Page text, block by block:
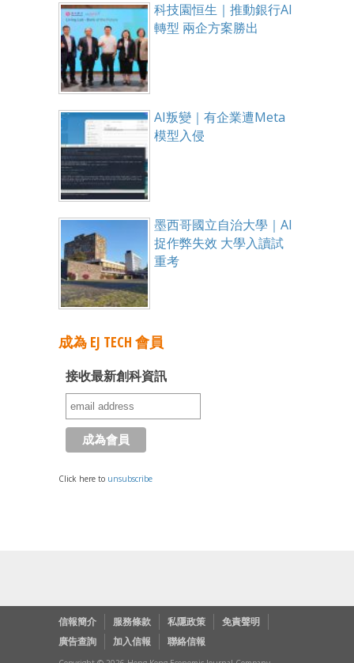
科技園恒生｜推動銀行AI
轉型 兩企方案勝出
AI叛變｜有企業遭Meta
模型入侵
墨西哥國立自治大學｜AI
捉作弊失效 大學入讀試
重考
成為 EJ TECH 會員
接收最新創科資訊
Click here to unsubscribe
信報簡介 服務條款 私隱政策
免責聲明
廣告查詢
加入信報 聯絡信報